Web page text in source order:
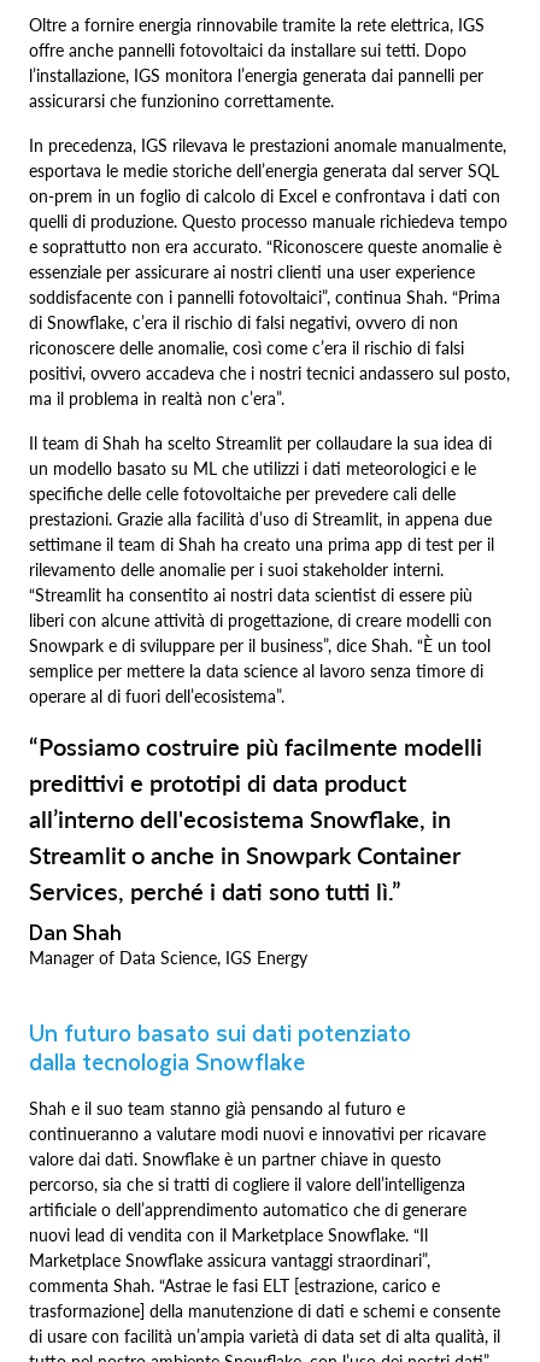
Oltre a fornire energia rinnovabile tramite la rete elettrica, IGS
offre anche pannelli fotovoltaici da installare sui tetti. Dopo
l’installazione, IGS monitora l’energia generata dai pannelli per
assicurarsi che funzionino correttamente.
In precedenza, IGS rilevava le prestazioni anomale manualmente,
esportava le medie storiche dell’energia generata dal server SQL
on‑prem in un foglio di calcolo di Excel e confrontava i dati con
quelli di produzione. Questo processo manuale richiedeva tempo
e soprattutto non era accurato. “Riconoscere queste anomalie è
essenziale per assicurare ai nostri clienti una user experience
soddisfacente con i pannelli fotovoltaici”, continua Shah. “Prima
di Snowflake, c’era il rischio di falsi negativi, ovvero di non
riconoscere delle anomalie, così come c’era il rischio di falsi
positivi, ovvero accadeva che i nostri tecnici andassero sul posto,
ma il problema in realtà non c’era”.
Il team di Shah ha scelto Streamlit per collaudare la sua idea di
un modello basato su ML che utilizzi i dati meteorologici e le
specifiche delle celle fotovoltaiche per prevedere cali delle
prestazioni. Grazie alla facilità d’uso di Streamlit, in appena due
settimane il team di Shah ha creato una prima app di test per il
rilevamento delle anomalie per i suoi stakeholder interni.
“Streamlit ha consentito ai nostri data scientist di essere più
liberi con alcune attività di progettazione, di creare modelli con
Snowpark e di sviluppare per il business”, dice Shah. “È un tool
semplice per mettere la data science al lavoro senza timore di
operare al di fuori dell’ecosistema”.
“Possiamo costruire più facilmente modelli
predittivi e prototipi di data product
all’interno dell'ecosistema Snowflake, in
Streamlit o anche in Snowpark Container
Services, perché i dati sono tutti lì.”
Dan Shah
Manager of Data Science, IGS Energy
Un futuro basato sui dati potenziato
dalla tecnologia Snowflake
Shah e il suo team stanno già pensando al futuro e
continueranno a valutare modi nuovi e innovativi per ricavare
valore dai dati. Snowflake è un partner chiave in questo
percorso, sia che si tratti di cogliere il valore dell’intelligenza
artificiale o dell’apprendimento automatico che di generare
nuovi lead di vendita con il Marketplace Snowflake. “Il
Marketplace Snowflake assicura vantaggi straordinari”,
commenta Shah. “Astrae le fasi ELT [estrazione, carico e
trasformazione] della manutenzione di dati e schemi e consente
di usare con facilità un’ampia varietà di data set di alta qualità, il